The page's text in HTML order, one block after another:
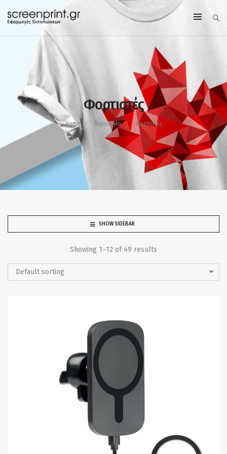
Φορτιστές
Home Τεχνολογία Φορτιστές
SHOW SIDEBAR
Showing 1–12 of 49 results
Default sorting